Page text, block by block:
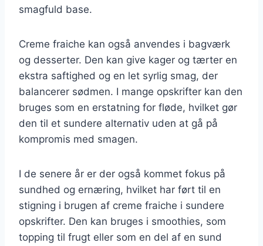
smagfuld base.
Creme fraiche kan også anvendes i bagværk
og desserter. Den kan give kager og tærter en
ekstra saftighed og en let syrlig smag, der
balancerer sødmen. I mange opskrifter kan den
bruges som en erstatning for fløde, hvilket gør
den til et sundere alternativ uden at gå på
kompromis med smagen.
I de senere år er der også kommet fokus på
sundhed og ernæring, hvilket har ført til en
stigning i brugen af creme fraiche i sundere
opskrifter. Den kan bruges i smoothies, som
topping til frugt eller som en del af en sund